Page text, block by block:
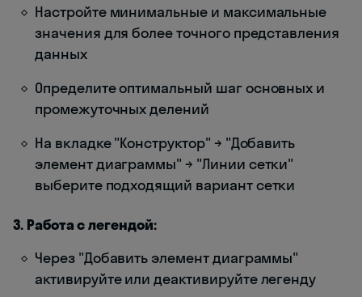
Настройте минимальные и максимальные
значения для более точного представления
данных
Определите оптимальный шаг основных и
промежуточных делений
На вкладке "Конструктор" → "Добавить
элемент диаграммы" → "Линии сетки"
выберите подходящий вариант сетки
3. Работа с легендой:
Через "Добавить элемент диаграммы"
активируйте или деактивируйте легенду